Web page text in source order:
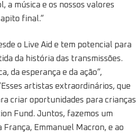
a música e os nossos valores
final.”
o Live Aid e tem potencial para
da história das transmissões.
da esperança e da ação”,
artistas extraordinários, que
criar oportunidades para crianças
Fund. Juntos, fazemos um
Emmanuel Macron, e ao